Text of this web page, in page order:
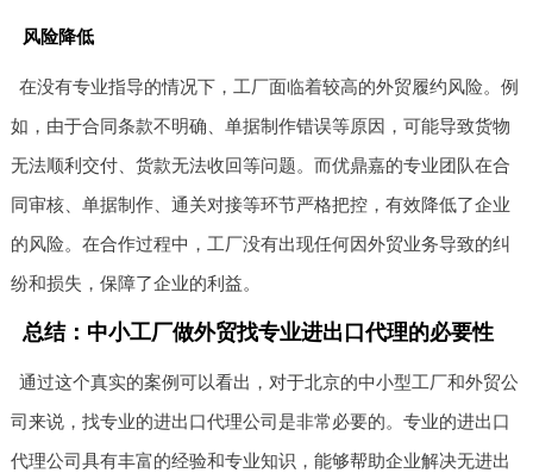
风险降低
在没有专业指导的情况下，工厂面临着较高的外贸履约风险。例
如，由于合同条款不明确、单据制作错误等原因，可能导致货物
无法顺利交付、货款无法收回等问题。而优鼎嘉的专业团队在合
同审核、单据制作、通关对接等环节严格把控，有效降低了企业
的风险。在合作过程中，工厂没有出现任何因外贸业务导致的纠
纷和损失，保障了企业的利益。
总结：中小工厂做外贸找专业进出口代理的必要性
通过这个真实的案例可以看出，对于北京的中小型工厂和外贸公
司来说，找专业的进出口代理公司是非常必要的。专业的进出口
代理公司具有丰富的经验和专业知识，能够帮助企业解决无进出